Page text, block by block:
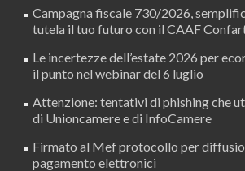
Campagna fiscale 730/2026,
tutela il tuo futuro con il CAAF
Le incertezze dell’estate 2026 per
il punto nel webinar del 6 luglio
Attenzione: tentativi di phishing che
di Unioncamere e di InfoCamere
Firmato al Mef protocollo per
pagamento elettronici